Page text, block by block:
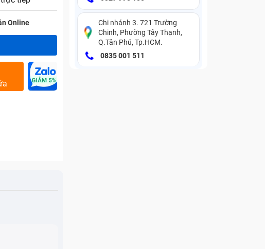
Online
Chi nhánh 3. 721 Trường
Chinh, Phường Tây Thạnh,
Q.Tân Phú, Tp.HCM.
0835 001 511